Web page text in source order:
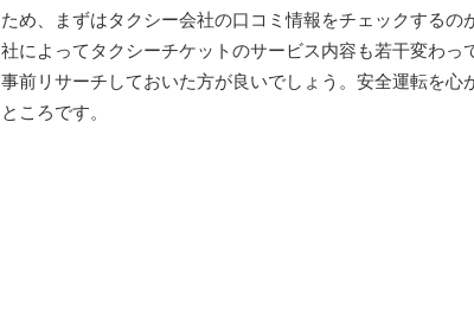
ため、まずはタクシー会社の口コミ情報をチェックするの
社によってタクシーチケットのサービス内容も若干変わっ
事前リサーチしておいた方が良いでしょう。安全運転を心
ところです。